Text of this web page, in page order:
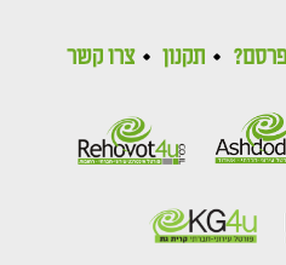
תקנון צרו קשר